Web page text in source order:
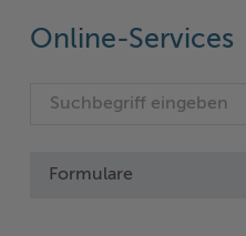
Online-Services
Formulare